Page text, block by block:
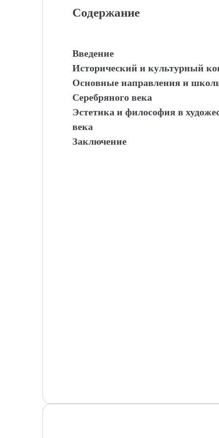
Содержание
Введение
Исторический и культурный
Основные направления и
Серебряного века
Эстетика и философия в
века
Заключение